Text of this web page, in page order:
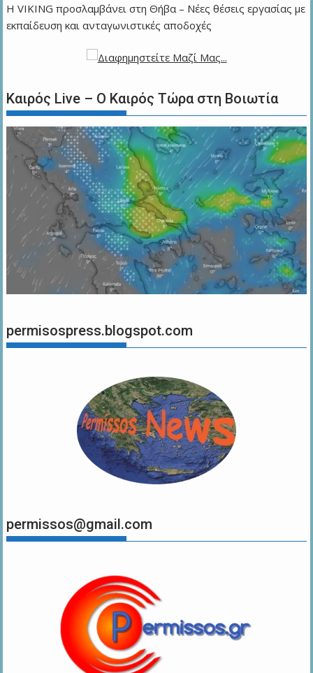
Η VIKING προσλαμβάνει στη Θήβα – Νέες θέσεις εργασίας με
εκπαίδευση και ανταγωνιστικές αποδοχές
Καιρός Live – Ο Καιρός Τώρα στη Βοιωτία
permisospress.blogspot.com
permissos@gmail.com